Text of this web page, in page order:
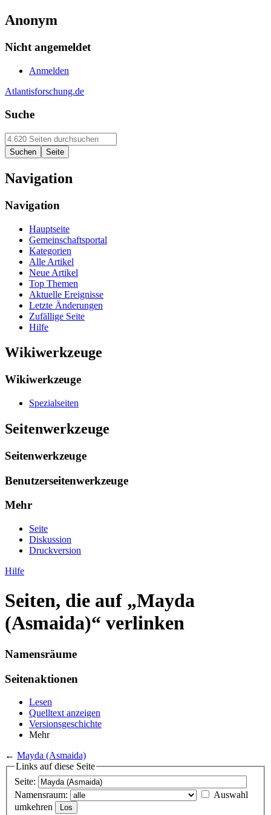
Anonym
Nicht angemeldet
Anmelden
Atlantisforschung.de
Suche
Navigation
Navigation
Hauptseite
Gemeinschaftsportal
Kategorien
Alle Artikel
Neue Artikel
Top Themen
Aktuelle Ereignisse
Letzte Änderungen
Zufällige Seite
Hilfe
Wikiwerkzeuge
Wikiwerkzeuge
Spezialseiten
Seitenwerkzeuge
Seitenwerkzeuge
Benutzerseitenwerkzeuge
Mehr
Seite
Diskussion
Druckversion
Hilfe
Seiten, die auf „Mayda
(Asmaida)“ verlinken
Namensräume
Seitenaktionen
Lesen
Quelltext anzeigen
Versionsgeschichte
Mehr
← Mayda (Asmaida)
Links auf diese Seite
Seite:
Namensraum:
Auswahl
umkehren